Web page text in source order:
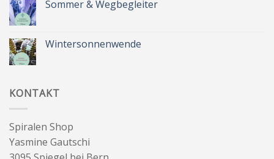
für
Sommer & Wegbegleiter
Sommer
&
Wintersonnenwende
KONTAKT
Spiralen Shop
Yasmine Gautschi